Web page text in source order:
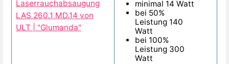
Laserrauchabsaugung
LAS 260.1 MD.14 von
ULT | "Glumanda"
minimal 14 Watt
bei 50%
Leistung 140
Watt
bei 100%
Leistung 300
Watt